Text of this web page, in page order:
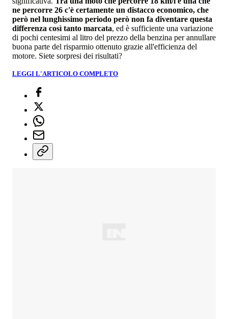
ne percorre 26 c'è certamente un distacco economico, che
però nel lunghissimo periodo però non fa diventare questa
differenza così tanto marcata, ed è sufficiente una variazione
di pochi centesimi al litro del prezzo della benzina per annullare
buona parte del risparmio ottenuto grazie all'efficienza del
motore. Siete sorpresi dei risultati?
LEGGI L'ARTICOLO COMPLETO